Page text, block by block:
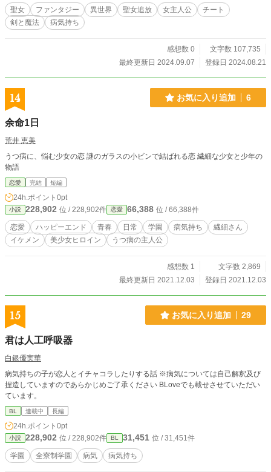
聖女 ファンタジー 異世界 聖女追放 女主人公
チート
剣と魔法
病気持ち
感想数 0
文字数 107,735
最終更新日 2024.09.07
登録日 2024.08.21
14 お気に入り追加 6
余命1日
荒井 恵美
うつ病に、悩む少女の恋 謎のガラスの小ビンで結ばれる恋 繊細な少女と少年の
物語
恋愛 完結 短編
24h.ポイント 0pt
小説 228,902 位 / 228,902件 恋愛 66,388 位 / 66,388件
恋愛 ハッピーエンド 青春 日常 学園 病気持ち
繊細さん
イケメン
美少女ヒロイン うつ病の主人公
感想数 1
文字数 2,869
最終更新日 2021.12.03
登録日 2021.12.03
15 お気に入り追加 29
君は人工呼吸器
白銀優実華
病気持ちの子が恋人とイチャコラしたりする話 ※病気については自己解釈及び
捏造していますのであらかじめご了承ください BLoveでも載せさせていただい
ています。
BL 連載中 長編
24h.ポイント 0pt
小説 228,902 位 / 228,902件 BL 31,451 位 / 31,451件
学園 全寮制学園 病気 病気持ち